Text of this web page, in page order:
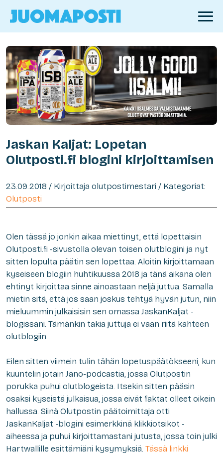
Jaskan Kaljat: Lopetan
Olutposti.fi blogini kirjoittamisen
23.09.2018 / Kirjoittaja olutpostimestari / Kategoriat:
Olutposti
Olen tässä jo jonkin aikaa miettinyt, että lopettaisin
Olutposti.fi -sivustolla olevan toisen olutblogini ja nyt
sitten lopulta päätin sen lopettaa. Aloitin kirjoittamaan
kyseiseen blogiin huhtikuussa 2018 ja tänä aikana olen
ehtinyt kirjoittaa sinne ainoastaan neljä juttua. Samalla
mietin sitä, että jos saan joskus tehtyä hyvän jutun, niin
mieluummin julkaisisin sen omassa JaskanKaljat -
blogissani. Tämänkin takia juttuja ei vaan riitä kahteen
olutblogiin.
Eilen sitten viimein tulin tähän lopetuspäätökseeni, kun
kuuntelin jotain Jano-podcastia, jossa Olutpostin
porukka puhui olutblogeista. Itsekin sitten pääsin
osaksi kyseistä julkaisua, jossa eivät faktat olleet oikein
hallussa. Siinä Olutpostin päätoimittaja otti
JaskanKaljat -blogini esimerkkinä klikkiotsikot -
aiheessa ja puhui kirjoittamastani jutusta, jossa toin julki
Hartwallille esittämiäni kysymyksiä. Tässä linkki